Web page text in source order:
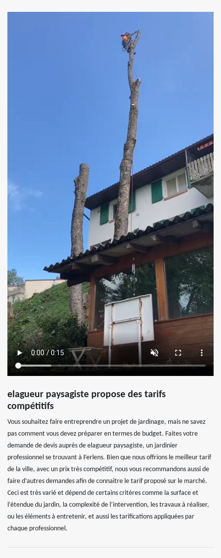
elagueur paysagiste propose des tarifs
compétitifs
Vous souhaitez faire entreprendre un projet de jardinage, mais ne savez
pas comment vous devez préparer en termes de budget. Faites votre
demande de devis auprès de elagueur paysagiste, un jardinier
professionnel se trouvant à Ferlens. Bien que nous offrions le meilleur tarif
de la ville, avec un prix très compétitif, nous vous recommandons aussi de
faire d’autres demandes afin de connaitre le tarif proposé sur le marché.
Ceci est très varié et dépend de certains critères comme la surface et
l’étendue du jardin, la complexité de l’intervention, les travaux à réaliser,
ou les éléments à entretenir, et aussi les tarifications appliquées par
chaque professionnel.